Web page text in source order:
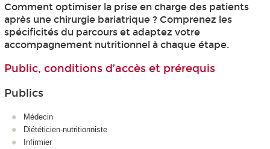
Comment optimiser la prise en charge des patients
après une chirurgie bariatrique ? Comprenez les
spécificités du parcours et adaptez votre
accompagnement nutritionnel à chaque étape.
Public, conditions d’accès et prérequis
Publics
Médecin
Diététicien-nutritionniste
Infirmier